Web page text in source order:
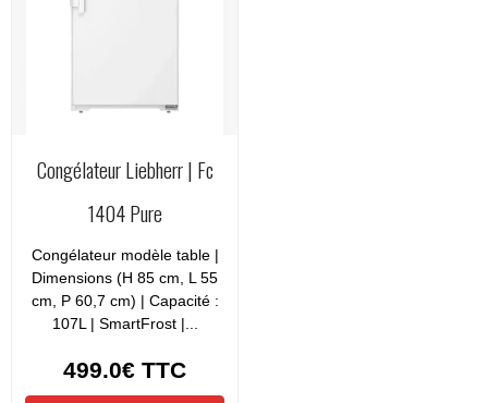
Congélateur Liebherr | Fc
1404 Pure
Congélateur modèle table |
Dimensions (H 85 cm, L 55
cm, P 60,7 cm) | Capacité :
107L | SmartFrost |...
499.0€ TTC